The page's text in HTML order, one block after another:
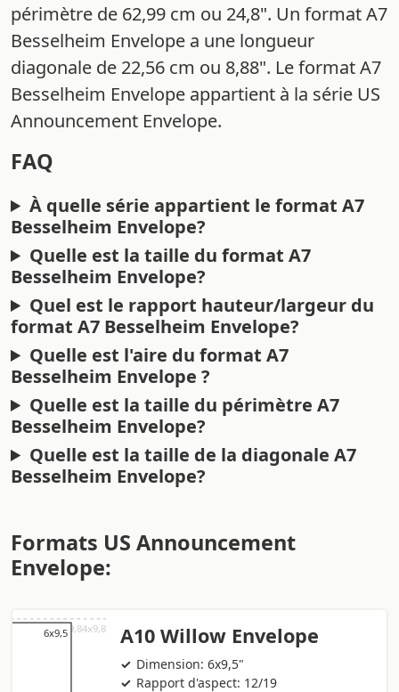
périmètre de 62,99 cm ou 24,8". Un format A7
Besselheim Envelope a une longueur
diagonale de 22,56 cm ou 8,88". Le format A7
Besselheim Envelope appartient à la série US
Announcement Envelope.
FAQ
À quelle série appartient le format A7
Besselheim Envelope?
Quelle est la taille du format A7
Besselheim Envelope?
Quel est le rapport hauteur/largeur du
format A7 Besselheim Envelope?
Quelle est l'aire du format A7
Besselheim Envelope ?
Quelle est la taille du périmètre A7
Besselheim Envelope?
Quelle est la taille de la diagonale A7
Besselheim Envelope?
Formats US Announcement
Envelope:
A10 Willow Envelope
Dimension: 6x9,5"
Rapport d'aspect: 12/19